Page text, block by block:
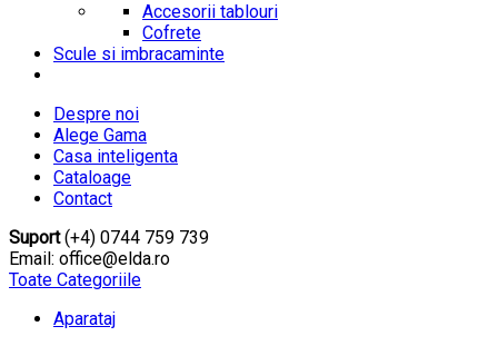
Accesorii tablouri
Cofrete
Scule si imbracaminte
Despre noi
Alege Gama
Casa inteligenta
Cataloage
Contact
Suport(+4) 0744 759 739
Email: office@elda.ro
Toate Categoriile
Aparataj